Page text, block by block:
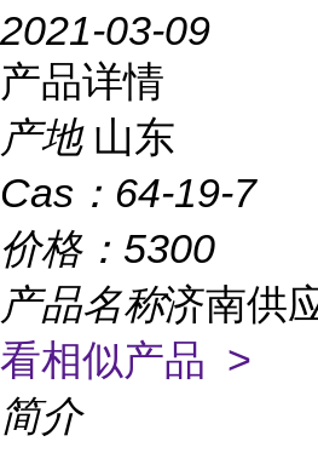
2021-03-09
产品详情
产地 山东
Cas： 64-19-7
价格： 5300
产品名称济南供
看相似产品 >
简介